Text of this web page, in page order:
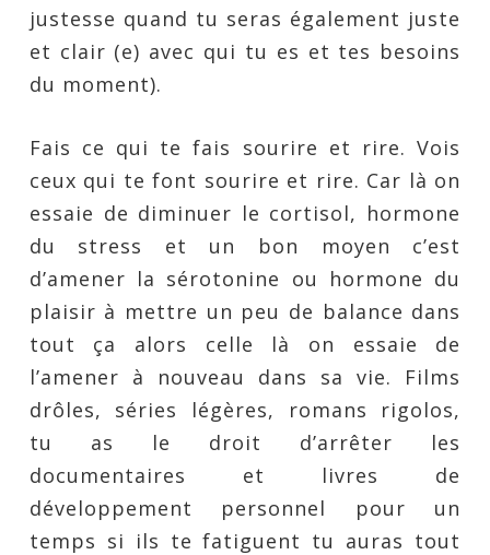
justesse quand tu seras également juste
et clair (e) avec qui tu es et tes besoins
du moment).
Fais ce qui te fais sourire et rire. Vois
ceux qui te font sourire et rire. Car là on
essaie de diminuer le cortisol, hormone
du stress et un bon moyen c’est
d’amener la sérotonine ou hormone du
plaisir à mettre un peu de balance dans
tout ça alors celle là on essaie de
l’amener à nouveau dans sa vie. Films
drôles, séries légères, romans rigolos,
tu as le droit d’arrêter les
documentaires et livres de
développement personnel pour un
temps si ils te fatiguent tu auras tout